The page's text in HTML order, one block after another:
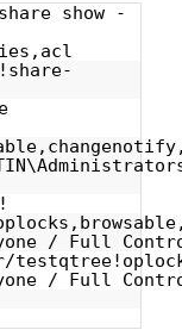
show -
/ Full
/ Full